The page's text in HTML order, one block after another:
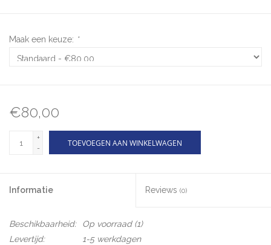
Maak een keuze: *
€80,00
+
-
TOEVOEGEN AAN WINKELWAGEN
Informatie Reviews (0)
Beschikbaarheid: Op voorraad(1)
Levertijd:
1-5 werkdagen